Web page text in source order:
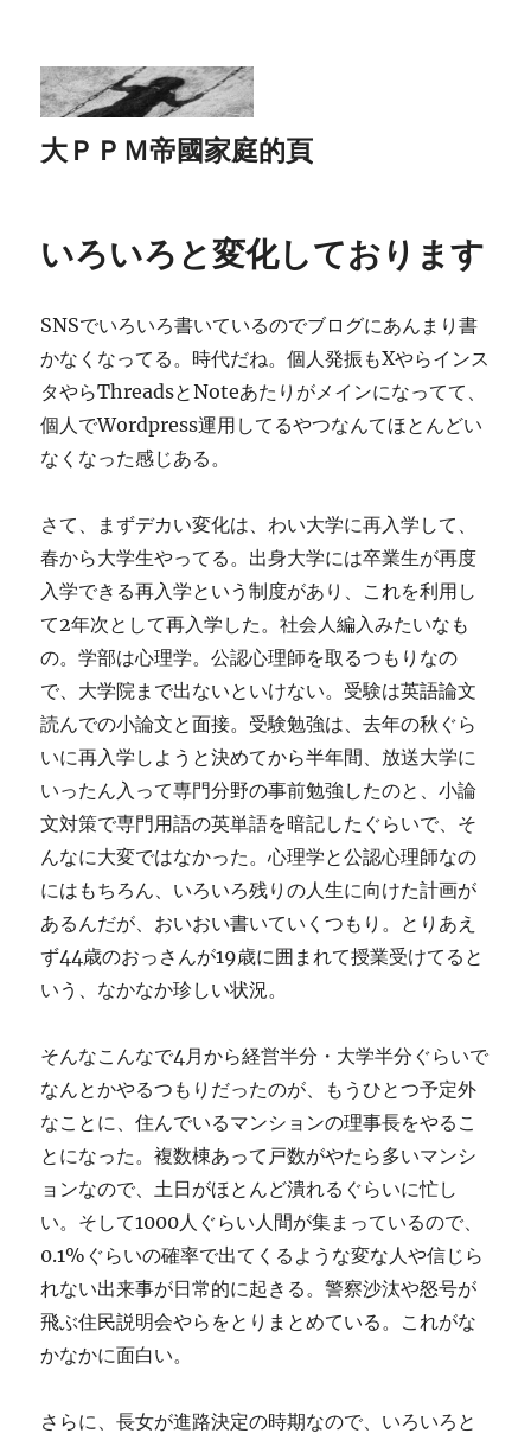
大ＰＰＭ帝國家庭的頁
いろいろと変化しております
SNSでいろいろ書いているのでブログにあんまり書
かなくなってる。時代だね。個人発振もXやらインス
タやらThreadsとNoteあたりがメインになってて、
個人でWordpress運用してるやつなんてほとんどい
なくなった感じある。
さて、まずデカい変化は、わい大学に再入学して、
春から大学生やってる。出身大学には卒業生が再度
入学できる再入学という制度があり、これを利用し
て2年次として再入学した。社会人編入みたいなも
の。学部は心理学。公認心理師を取るつもりなの
で、大学院まで出ないといけない。受験は英語論文
読んでの小論文と面接。受験勉強は、去年の秋ぐら
いに再入学しようと決めてから半年間、放送大学に
いったん入って専門分野の事前勉強したのと、小論
文対策で専門用語の英単語を暗記したぐらいで、そ
んなに大変ではなかった。心理学と公認心理師なの
にはもちろん、いろいろ残りの人生に向けた計画が
あるんだが、おいおい書いていくつもり。とりあえ
ず44歳のおっさんが19歳に囲まれて授業受けてると
いう、なかなか珍しい状況。
そんなこんなで4月から経営半分・大学半分ぐらいで
なんとかやるつもりだったのが、もうひとつ予定外
なことに、住んでいるマンションの理事長をやるこ
とになった。複数棟あって戸数がやたら多いマンシ
ョンなので、土日がほとんど潰れるぐらいに忙し
い。そして1000人ぐらい人間が集まっているので、
0.1%ぐらいの確率で出てくるような変な人や信じら
れない出来事が日常的に起きる。警察沙汰や怒号が
飛ぶ住民説明会やらをとりまとめている。これがな
かなかに面白い。
さらに、長女が進路決定の時期なので、いろいろと